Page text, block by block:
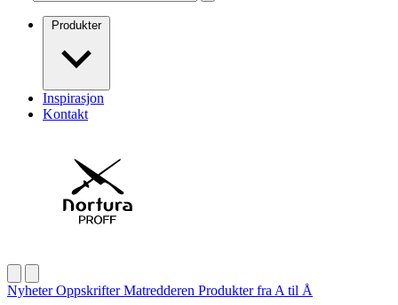
Produkter
Inspirasjon
Kontakt
NyheterOppskrifterMatredderen Produkter fra A til Å